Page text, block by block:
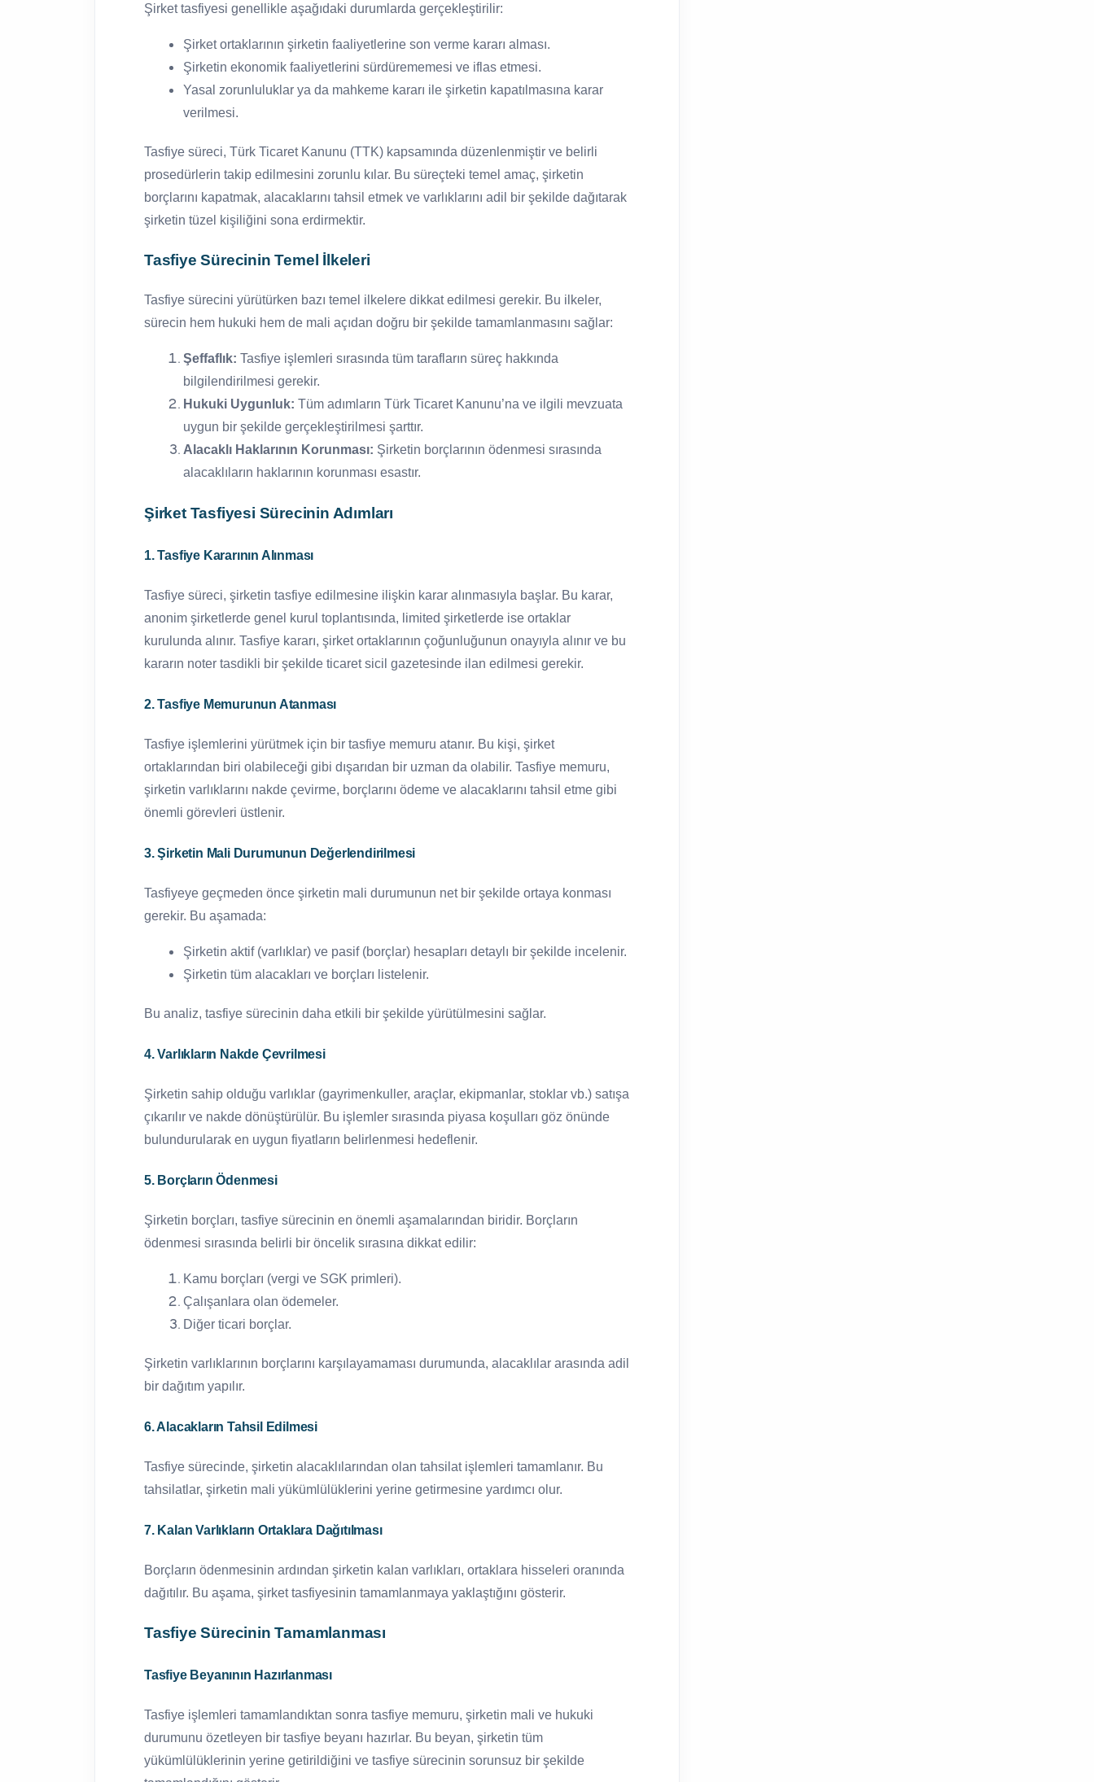
Şirket tasfiyesi genellikle aşağıdaki durumlarda gerçekleştirilir:
Şirket ortaklarının şirketin faaliyetlerine son verme kararı alması.
Şirketin ekonomik faaliyetlerini sürdürememesi ve iflas etmesi.
Yasal zorunluluklar ya da mahkeme kararı ile şirketin kapatılmasına karar
verilmesi.
Tasfiye süreci, Türk Ticaret Kanunu (TTK) kapsamında düzenlenmiştir ve belirli
prosedürlerin takip edilmesini zorunlu kılar. Bu süreçteki temel amaç, şirketin
borçlarını kapatmak, alacaklarını tahsil etmek ve varlıklarını adil bir şekilde dağıtarak
şirketin tüzel kişiliğini sona erdirmektir.
Tasfiye Sürecinin Temel İlkeleri
Tasfiye sürecini yürütürken bazı temel ilkelere dikkat edilmesi gerekir. Bu ilkeler,
sürecin hem hukuki hem de mali açıdan doğru bir şekilde tamamlanmasını sağlar:
Şeffaflık: Tasfiye işlemleri sırasında tüm tarafların süreç hakkında
bilgilendirilmesi gerekir.
Hukuki Uygunluk: Tüm adımların Türk Ticaret Kanunu’na ve ilgili mevzuata
uygun bir şekilde gerçekleştirilmesi şarttır.
Alacaklı Haklarının Korunması: Şirketin borçlarının ödenmesi sırasında
alacaklıların haklarının korunması esastır.
Şirket Tasfiyesi Sürecinin Adımları
1. Tasfiye Kararının Alınması
Tasfiye süreci, şirketin tasfiye edilmesine ilişkin karar alınmasıyla başlar. Bu karar,
anonim şirketlerde genel kurul toplantısında, limited şirketlerde ise ortaklar
kurulunda alınır. Tasfiye kararı, şirket ortaklarının çoğunluğunun onayıyla alınır ve bu
kararın noter tasdikli bir şekilde ticaret sicil gazetesinde ilan edilmesi gerekir.
2. Tasfiye Memurunun Atanması
Tasfiye işlemlerini yürütmek için bir tasfiye memuru atanır. Bu kişi, şirket
ortaklarından biri olabileceği gibi dışarıdan bir uzman da olabilir. Tasfiye memuru,
şirketin varlıklarını nakde çevirme, borçlarını ödeme ve alacaklarını tahsil etme gibi
önemli görevleri üstlenir.
3. Şirketin Mali Durumunun Değerlendirilmesi
Tasfiyeye geçmeden önce şirketin mali durumunun net bir şekilde ortaya konması
gerekir. Bu aşamada:
Şirketin aktif (varlıklar) ve pasif (borçlar) hesapları detaylı bir şekilde incelenir.
Şirketin tüm alacakları ve borçları listelenir.
Bu analiz, tasfiye sürecinin daha etkili bir şekilde yürütülmesini sağlar.
4. Varlıkların Nakde Çevrilmesi
Şirketin sahip olduğu varlıklar (gayrimenkuller, araçlar, ekipmanlar, stoklar vb.) satışa
çıkarılır ve nakde dönüştürülür. Bu işlemler sırasında piyasa koşulları göz önünde
bulundurularak en uygun fiyatların belirlenmesi hedeflenir.
5. Borçların Ödenmesi
Şirketin borçları, tasfiye sürecinin en önemli aşamalarından biridir. Borçların
ödenmesi sırasında belirli bir öncelik sırasına dikkat edilir:
Kamu borçları (vergi ve SGK primleri).
Çalışanlara olan ödemeler.
Diğer ticari borçlar.
Şirketin varlıklarının borçlarını karşılayamaması durumunda, alacaklılar arasında adil
bir dağıtım yapılır.
6. Alacakların Tahsil Edilmesi
Tasfiye sürecinde, şirketin alacaklılarından olan tahsilat işlemleri tamamlanır. Bu
tahsilatlar, şirketin mali yükümlülüklerini yerine getirmesine yardımcı olur.
7. Kalan Varlıkların Ortaklara Dağıtılması
Borçların ödenmesinin ardından şirketin kalan varlıkları, ortaklara hisseleri oranında
dağıtılır. Bu aşama, şirket tasfiyesinin tamamlanmaya yaklaştığını gösterir.
Tasfiye Sürecinin Tamamlanması
Tasfiye Beyanının Hazırlanması
Tasfiye işlemleri tamamlandıktan sonra tasfiye memuru, şirketin mali ve hukuki
durumunu özetleyen bir tasfiye beyanı hazırlar. Bu beyan, şirketin tüm
yükümlülüklerinin yerine getirildiğini ve tasfiye sürecinin sorunsuz bir şekilde